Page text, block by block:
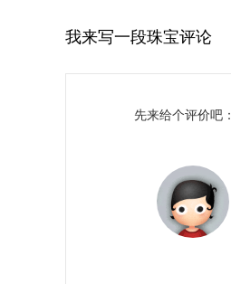
我来写一段珠宝评论
先来给个评价吧：